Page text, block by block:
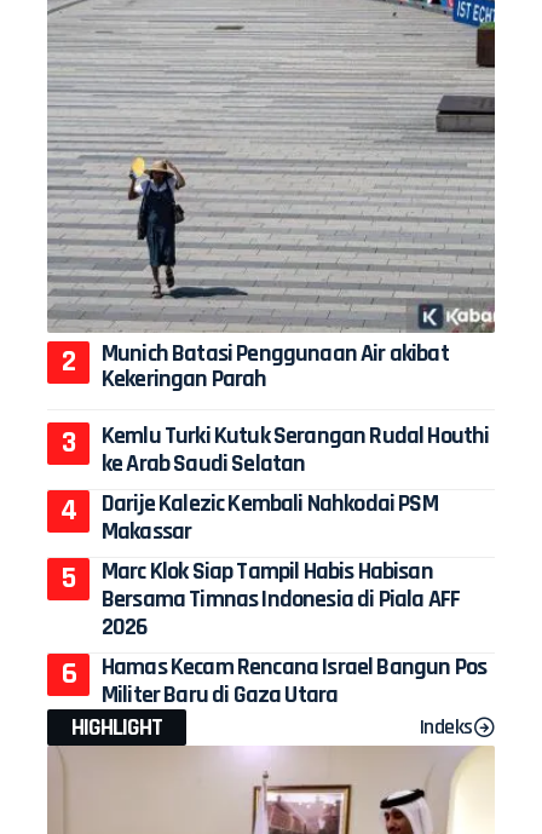
Munich Batasi Penggunaan Air akibat
Kekeringan Parah
Kemlu Turki Kutuk Serangan Rudal Houthi
ke Arab Saudi Selatan
Darije Kalezic Kembali Nahkodai PSM
Makassar
Marc Klok Siap Tampil Habis Habisan
Bersama Timnas Indonesia di Piala AFF
2026
Hamas Kecam Rencana Israel Bangun Pos
Militer Baru di Gaza Utara
HIGHLIGHT
Indeks